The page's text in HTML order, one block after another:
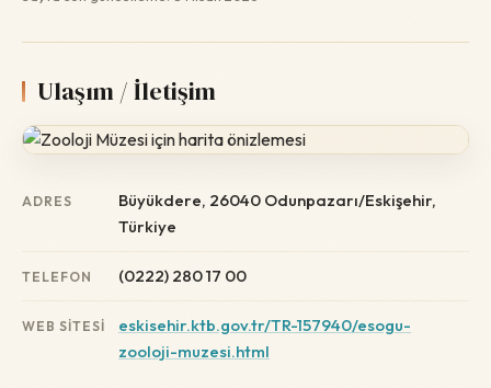
Ulaşım / İletişim
ADRES
Büyükdere, 26040 Odunpazarı/Eskişehir,
Türkiye
TELEFON (0222) 280 17 00
WEB SITESI
eskisehir.ktb.gov.tr/TR-157940/esogu-
zooloji-muzesi.html